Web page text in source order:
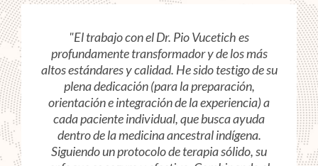
"El trabajo con el Dr. Pio Vucetich es
profundamente transformador y de los más
altos estándares y calidad. He sido testigo de su
plena dedicación (para la preparación,
orientación e integración de la experiencia) a
cada paciente individual, que busca ayuda
dentro de la medicina ancestral indígena.
Siguiendo un protocolo de terapia sólido, su